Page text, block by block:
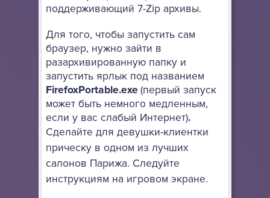
поддерживающий 7-Zip архивы.
Для того, чтобы запустить сам
браузер, нужно зайти в
разархивированную папку и
запустить ярлык под названием
FirefoxPortable.exe(первый запуск
может быть немного медленным,
если у вас слабый Интернет).
Сделайте для девушки-клиентки
прическу в одном из лучших
салонов Парижа. Следуйте
инструкциям на игровом экране.